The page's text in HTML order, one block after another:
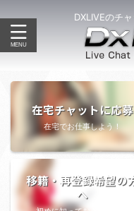
DXLIVEのチ
在宅チャットに応募
在宅でお仕事しよう！
移籍・再登録希望の
へ